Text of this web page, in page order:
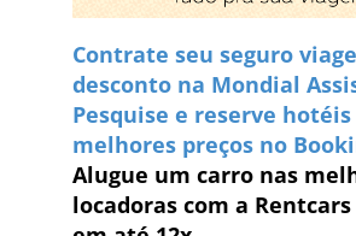
Contrate seu seguro
desconto na Mondial
Pesquise e reserve
melhores preços no
Alugue um carro nas
locadoras com a